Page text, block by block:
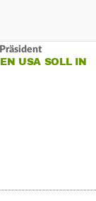
USA SOLL IN